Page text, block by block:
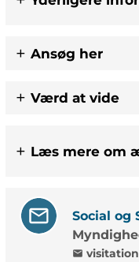
Ansøg her
Værd at vide
Læs mere om
Social og
mail